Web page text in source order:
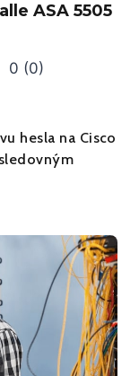
ASA 5505
0 (0)
hesla na Cisco